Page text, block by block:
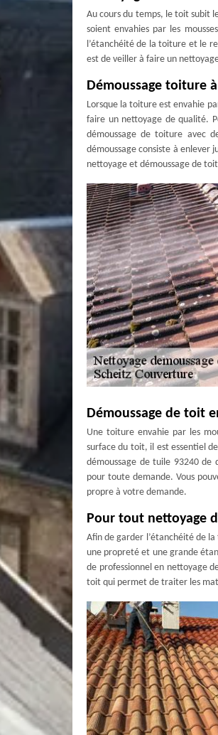
Au cours du temps, le toit subit
soient envahies par les
l’étanchéité de la toiture et le
est de veiller à faire un
Démoussage toiture
Lorsque la toiture est envahie
faire un nettoyage de qualité.
démoussage de toiture avec
démoussage consiste à enlever
nettoyage et démoussage de
Démoussage de toit
Une toiture envahie par les
surface du toit, il est essentiel
démoussage de tuile 93240 de
pour toute demande. Vous
propre à votre demande.
Pour tout nettoyage
Afin de garder l’étanchéité de
une propreté et une grande
de professionnel en nettoyage
toit qui permet de traiter les